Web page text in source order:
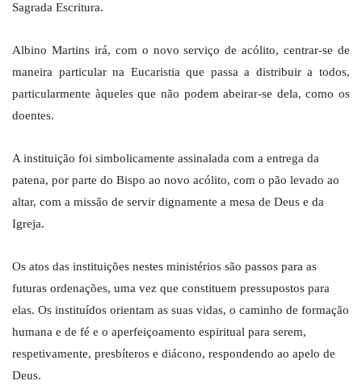
Sagrada Escritura.
Albino Martins irá, com o novo serviço de acólito, centrar-se de
maneira particular na Eucaristia que passa a distribuir a todos,
particularmente àqueles que não podem abeirar-se dela, como os
doentes.
A instituição foi simbolicamente assinalada com a entrega da
patena, por parte do Bispo ao novo acólito, com o pão levado ao
altar, com a missão de servir dignamente a mesa de Deus e da
Igreja.
Os atos das instituições nestes ministérios são passos para as
futuras ordenações, uma vez que constituem pressupostos para
elas. Os instituídos orientam as suas vidas, o caminho de formação
humana e de fé e o aperfeiçoamento espiritual para serem,
respetivamente, presbíteros e diácono, respondendo ao apelo de
Deus.